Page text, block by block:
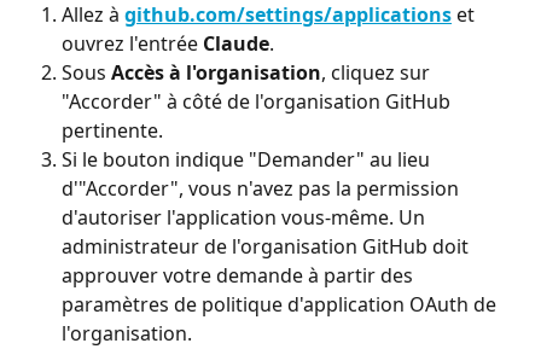
Allez à github.com/settings/applications et
ouvrez l'entrée Claude.
Sous Accès à l'organisation, cliquez sur
"Accorder" à côté de l'organisation GitHub
pertinente.
Si le bouton indique "Demander" au lieu
d'"Accorder", vous n'avez pas la permission
d'autoriser l'application vous-même. Un
administrateur de l'organisation GitHub doit
approuver votre demande à partir des
paramètres de politique d'application OAuth de
l'organisation.